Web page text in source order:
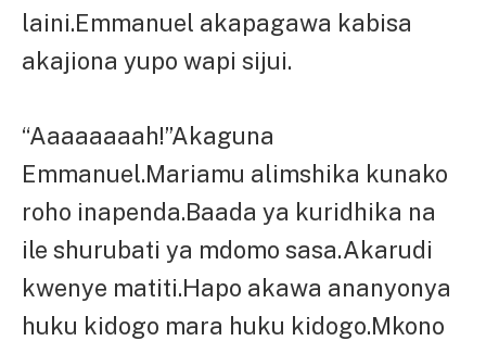
laini.Emmanuel akapagawa kabisa
akajiona yupo wapi sijui.
“Aaaaaaaah!”Akaguna
Emmanuel.Mariamu alimshika kunako
roho inapenda.Baada ya kuridhika na
ile shurubati ya mdomo sasa.Akarudi
kwenye matiti.Hapo akawa ananyonya
huku kidogo mara huku kidogo.Mkono